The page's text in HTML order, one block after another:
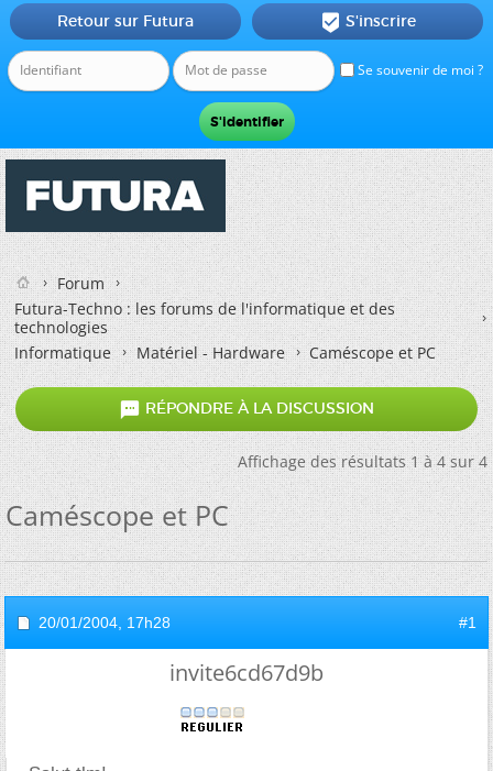
Se souvenir de moi ?
Retour sur Futura  S'inscrire
Forum
Futura-Techno : les forums de l'informatique et des
technologies
Informatique
Matériel - Hardware Caméscope et PC
 RÉPONDRE À LA DISCUSSION
Affichage des résultats 1 à 4 sur 4
Caméscope et PC
20/01/2004, 17h28 #1
invite6cd67d9b